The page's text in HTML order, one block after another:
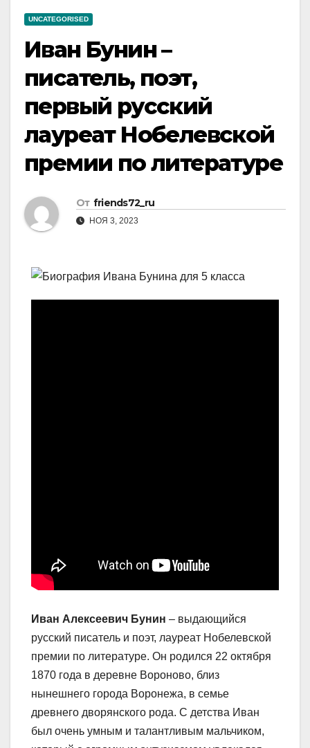
UNCATEGORISED
Иван Бунин –
писатель, поэт,
первый русский
лауреат Нобелевской
премии по литературе
От friends72_ru
НОЯ 3, 2023
Иван Алексеевич Бунин – выдающийся
русский писатель и поэт, лауреат Нобелевской
премии по литературе. Он родился 22 октября
1870 года в деревне Вороново, близ
нынешнего города Воронежа, в семье
древнего дворянского рода. С детства Иван
был очень умным и талантливым мальчиком,